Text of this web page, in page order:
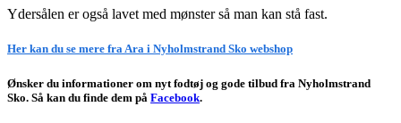
Ydersålen er også lavet med mønster så man kan stå fast.
Her kan du se mere fra Ara i Nyholmstrand Sko webshop
Ønsker du informationer om nyt fodtøj og gode tilbud fra Nyholmstrand
Sko. Så kan du finde dem på Facebook.